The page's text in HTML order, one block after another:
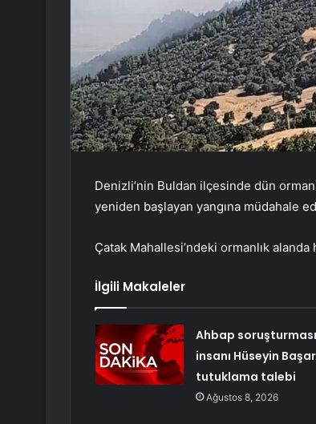
Denizli’nin Buldan ilçesinde dün
yeniden başlayan yangına müdahale
Çatak Mahallesi’ndeki ormanlık
İlgili Makaleler
Ahbap
insanı Hüseyin
tutuklama talebi
Ağustos 8, 2026